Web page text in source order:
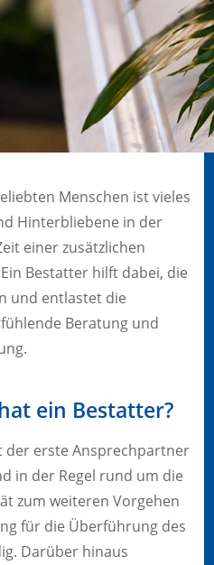
Menschen ist vieles
Hinterbliebene in der
einer zusätzlichen
Bestatter hilft dabei, die
und entlastet die
Beratung und
ein Bestatter?
der erste Ansprechpartner
in der Regel rund um die
zum weiteren Vorgehen
für die Überführung des
Darüber hinaus